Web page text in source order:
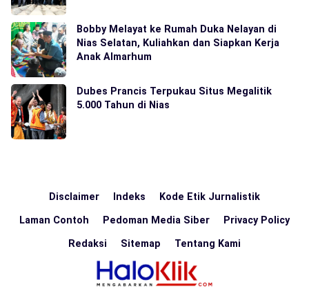
Bobby Melayat ke Rumah Duka Nelayan di
Nias Selatan, Kuliahkan dan Siapkan Kerja
Anak Almarhum
Dubes Prancis Terpukau Situs Megalitik
5.000 Tahun di Nias
Disclaimer Indeks Kode Etik Jurnalistik
Laman Contoh Pedoman Media Siber Privacy Policy
Redaksi Sitemap Tentang Kami